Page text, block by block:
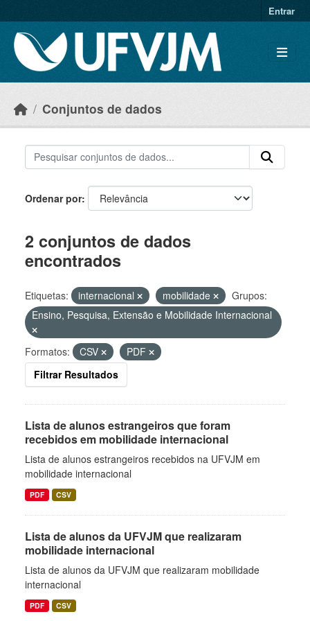
Entrar
Conjuntos de dados
Ordenar por
2 conjuntos de dados
encontrados
Etiquetas: internacional mobilidade
Grupos:
Ensino, Pesquisa, Extensão e Mobilidade Internacional
Formatos: CSV
PDF
Filtrar Resultados
Lista de alunos estrangeiros que foram
recebidos em mobilidade internacional
Lista de alunos estrangeiros recebidos na UFVJM em
mobilidade internacional
PDF CSV
Lista de alunos da UFVJM que realizaram
mobilidade internacional
Lista de alunos da UFVJM que realizaram mobilidade
internacional
PDF CSV